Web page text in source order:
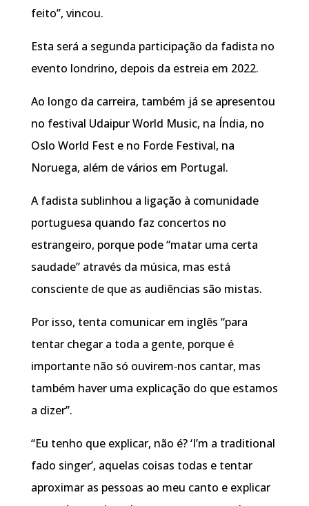
feito”, vincou.
Esta será a segunda participação da fadista no
evento londrino, depois da estreia em 2022.
Ao longo da carreira, também já se apresentou
no festival Udaipur World Music, na Índia, no
Oslo World Fest e no Forde Festival, na
Noruega, além de vários em Portugal.
A fadista sublinhou a ligação à comunidade
portuguesa quando faz concertos no
estrangeiro, porque pode “matar uma certa
saudade” através da música, mas está
consciente de que as audiências são mistas.
Por isso, tenta comunicar em inglês “para
tentar chegar a toda a gente, porque é
importante não só ouvirem‑nos cantar, mas
também haver uma explicação do que estamos
a dizer”.
“Eu tenho que explicar, não é? ‘I’m a traditional
fado singer’, aquelas coisas todas e tentar
aproximar as pessoas ao meu canto e explicar